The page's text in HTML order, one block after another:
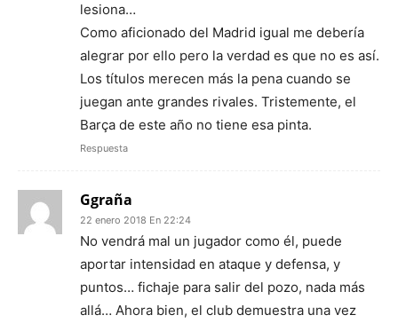
lesiona…
Como aficionado del Madrid igual me debería
alegrar por ello pero la verdad es que no es así.
Los títulos merecen más la pena cuando se
juegan ante grandes rivales. Tristemente, el
Barça de este año no tiene esa pinta.
Respuesta
Ggraña
22 enero 2018 En 22:24
No vendrá mal un jugador como él, puede
aportar intensidad en ataque y defensa, y
puntos… fichaje para salir del pozo, nada más
allá… Ahora bien, el club demuestra una vez